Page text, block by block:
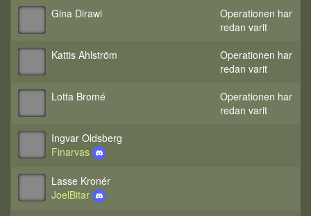
Gina Dirawi
Operationen har
redan varit
Kattis Ahlström
Operationen har
redan varit
Lotta Bromé
Operationen har
redan varit
Ingvar Oldsberg
Finarvas
Lasse Kronér
JoelBitar